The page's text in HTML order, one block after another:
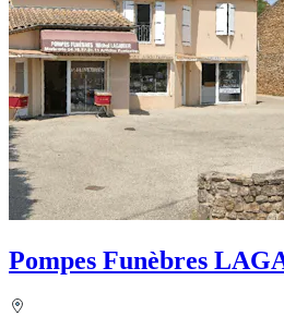
Pompes Funèbres